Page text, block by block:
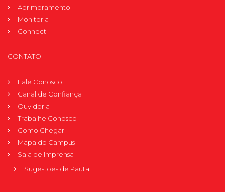
Aprimoramento
Monitoria
Connect
CONTATO
Fale Conosco
Canal de Confiança
Ouvidoria
Trabalhe Conosco
Como Chegar
Mapa do Campus
Sala de Imprensa
Sugestões de Pauta